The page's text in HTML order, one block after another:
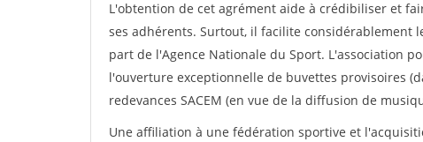
L'obtention de cet agrément aide à crédibiliser et
ses adhérents. Surtout, il facilite considérablement
part de l'Agence Nationale du Sport. L'association
l'ouverture exceptionnelle de buvettes provisoires
redevances SACEM (en vue de la diffusion de
Une affiliation à une fédération sportive et